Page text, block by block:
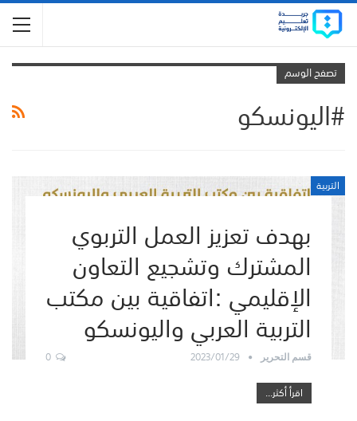
تصفح الوسم
#اليونسكو
التربية
بهدف تعزيز العمل التربوي
المشترك وتشجيع التعاون
الإقليمي :اتفاقية بين مكتب
التربية العربي واليونسكو
قسم التحرير 2023/01/29
0
اقرأ أكثر...